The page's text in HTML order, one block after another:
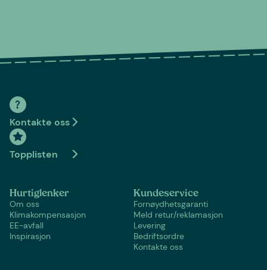
Kontakte oss
Topplisten
Hurtiglenker
Om oss
Klimakompensasjon
EE-avfall
Inspirasjon
Kundeservice
Fornøydhetsgaranti
Meld retur/reklamasjon
Levering
Bedriftsordre
Kontakte oss